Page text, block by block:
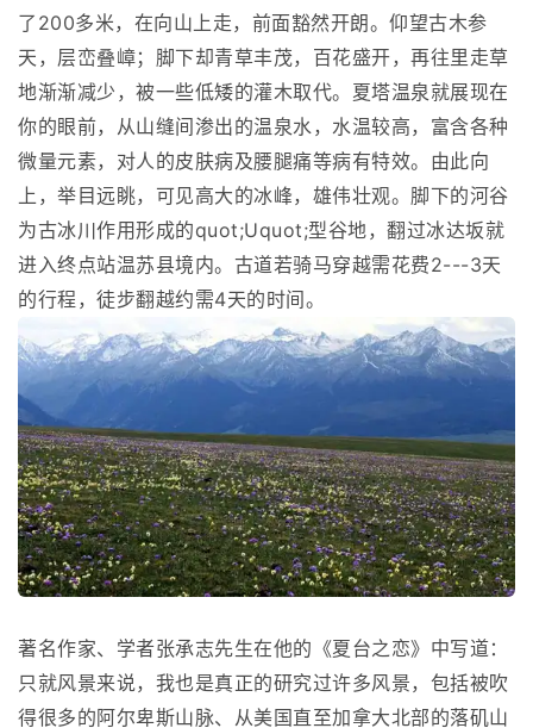
了200多米，在向山上走，前面豁然开朗。仰望古木参
天，层峦叠嶂；脚下却青草丰茂，百花盛开，再往里走草
地渐渐减少，被一些低矮的灌木取代。夏塔温泉就展现在
你的眼前，从山缝间渗出的温泉水，水温较高，富含各种
微量元素，对人的皮肤病及腰腿痛等病有特效。由此向
上，举目远眺，可见高大的冰峰，雄伟壮观。脚下的河谷
为古冰川作用形成的quot;Uquot;型谷地，翻过冰达坂就
进入终点站温苏县境内。古道若骑马穿越需花费2---3天
的行程，徒步翻越约需4天的时间。
著名作家、学者张承志先生在他的《夏台之恋》中写道：
只就风景来说，我也是真正的研究过许多风景，包括被吹
得很多的阿尔卑斯山脉、从美国直至加拿大北部的落矶山